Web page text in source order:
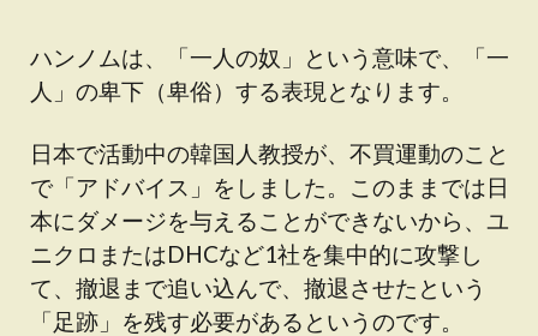
ハンノムは、「一人の奴」という意味で、「一
人」の卑下（卑俗）する表現となります。
日本で活動中の韓国人教授が、不買運動のこと
で「アドバイス」をしました。このままでは日
本にダメージを与えることができないから、ユ
ニクロまたはDHCなど1社を集中的に攻撃し
て、撤退まで追い込んで、撤退させたという
「足跡」を残す必要があるというのです。